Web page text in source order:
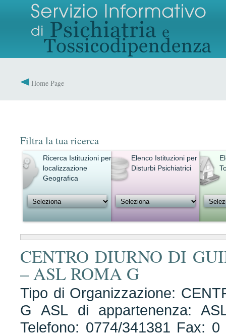
Home Page
Filtra la tua ricerca
Ricerca Istituzioni per
localizzazione
Geografica
Elenco Istituzioni per
Disturbi Psichiatrici
CENTRO DIURNO DI
– ASL ROMA G
Tipo di Organizzazione:
G ASL di appartenenza:
Telefono: 0774/341381 Fax: